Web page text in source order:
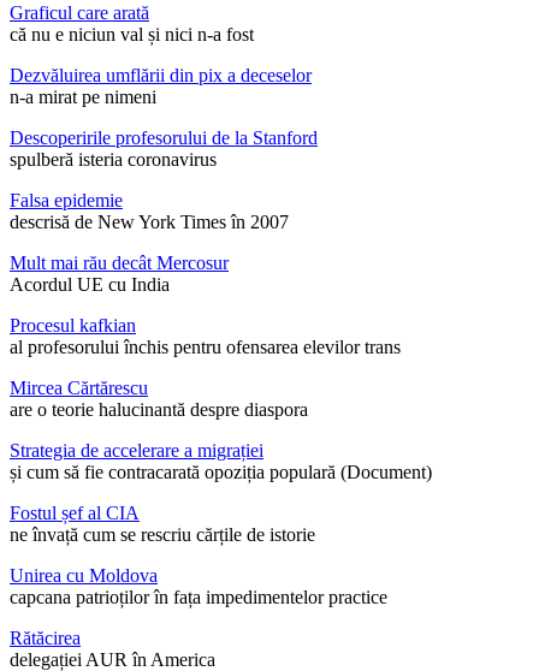
Graficul care arată
că nu e niciun val și nici n-a fost
Dezvăluirea umflării din pix a deceselor
n-a mirat pe nimeni
Descoperirile profesorului de la Stanford
spulberă isteria coronavirus
Falsa epidemie
descrisă de New York Times în 2007
Mult mai rău decât Mercosur
Acordul UE cu India
Procesul kafkian
al profesorului închis pentru ofensarea elevilor trans
Mircea Cărtărescu
are o teorie halucinantă despre diaspora
Strategia de accelerare a migrației
și cum să fie contracarată opoziția populară (Document)
Fostul șef al CIA
ne învață cum se rescriu cărțile de istorie
Unirea cu Moldova
capcana patrioților în fața impedimentelor practice
Rătăcirea
delegației AUR în America